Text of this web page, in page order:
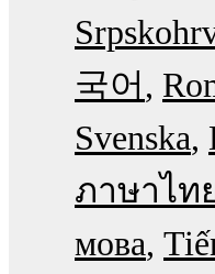
국어
Svenska
ภาษาไท
мова